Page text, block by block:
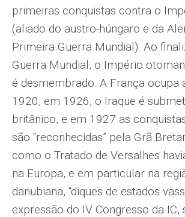
primeiras conquistas contra o
(aliado do austro-húngaro e da
Primeira Guerra Mundial). Ao
Guerra Mundial, o Império
é desmembrado. A França ocupa
1920, em 1926, o Iraque é
britânico, e em 1927 as
são “reconhecidas” pela Grã
como o Tratado de Versalhes
na Europa, e em particular na
danubiana, “diques de estados
expressão do IV Congresso da IC,